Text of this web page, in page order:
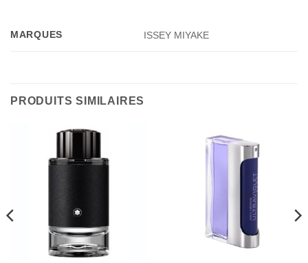
MARQUES ISSEY MIYAKE
PRODUITS SIMILAIRES